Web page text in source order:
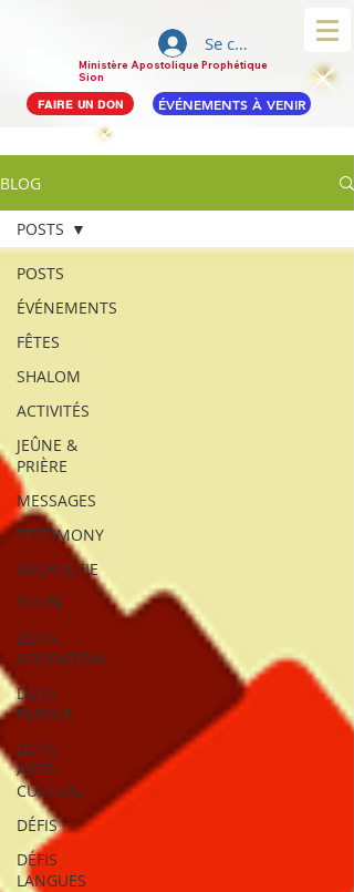
Ministère Apostolique Prophétique
Sion
Se connecter
FAIRE UN DON ÉVÉNEMENTS À VENIR
BLOG
POSTS
ÉVÉNEMENTS
FÊTES
SHALOM
ACTIVITÉS
JEÛNE &
PRIÈRE
MESSAGES
TESTIMONY
PROPHÉTIE
CULTE
DEFIS
ADORATION
DEFIS
PAROLE
DEFIS
ARTS-
CULTURE
DÉFIS
DÉFIS
LANGUES
POSTS